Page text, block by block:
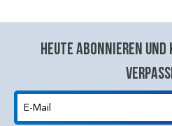
Heute abonnieren